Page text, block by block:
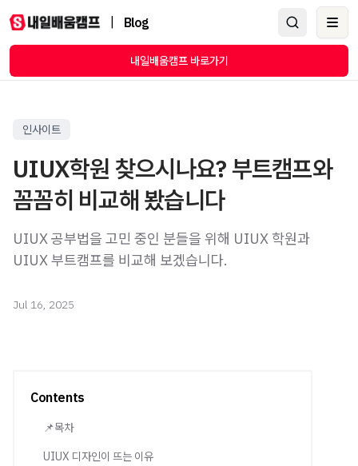
Blog
내일배움캠프 바로가기
인사이트
UIUX학원 찾으시나요? 부트캠프와
꼼꼼히 비교해 봤습니다
UIUX 공부법을 고민 중인 분들을 위해 UIUX 학원과
UIUX 부트캠프를 비교해 보겠습니다.
Jul 16, 2025
Contents
📌목차
UIUX 디자인이 뜨는 이유